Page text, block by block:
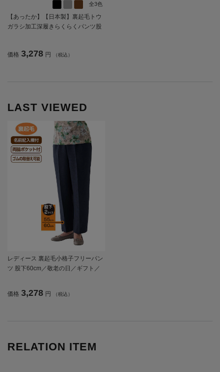
全3色
【あったか】【日本製】裏起毛トウ
ガラシ加工深履きらくらくパンツ股
ギフト／プレゼント／ストレッチ
価格 3,278 円 （税込）
LAST VIEWED
レディース 裏起毛小格子フリーパン
ツ 股下60cm／敬老の日／ギフト／
価格 3,278 円 （税込）
RELATION ITEM